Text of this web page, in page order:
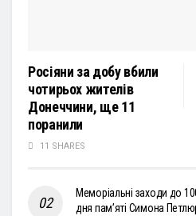
Росіяни за добу вбили
чотирьох жителів
Донеччини, ще 11
поранили
11 SHARES
Меморіальні заходи до
дня пам’яті Симона